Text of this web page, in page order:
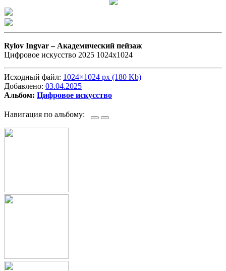
Rylov Ingvar – Академический пейзаж
Цифровое искусство 2025 1024х1024
Исходный файл: 1024×1024 px (180 Kb)
Добавлено: 03.04.2025
Альбом: Цифровое искусство
Навигация по альбому: